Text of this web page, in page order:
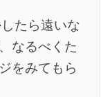
たら遠いな
なるべくた
をみてもら